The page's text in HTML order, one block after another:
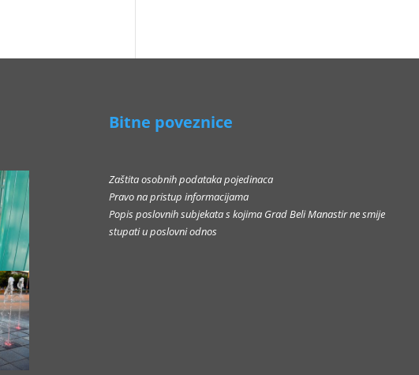
Bitne poveznice
Zaštita osobnih podataka pojedinaca
Pravo na pristup informacijama
Popis poslovnih subjekata s kojima Grad Beli Manastir ne smije
stupati u poslovni odnos